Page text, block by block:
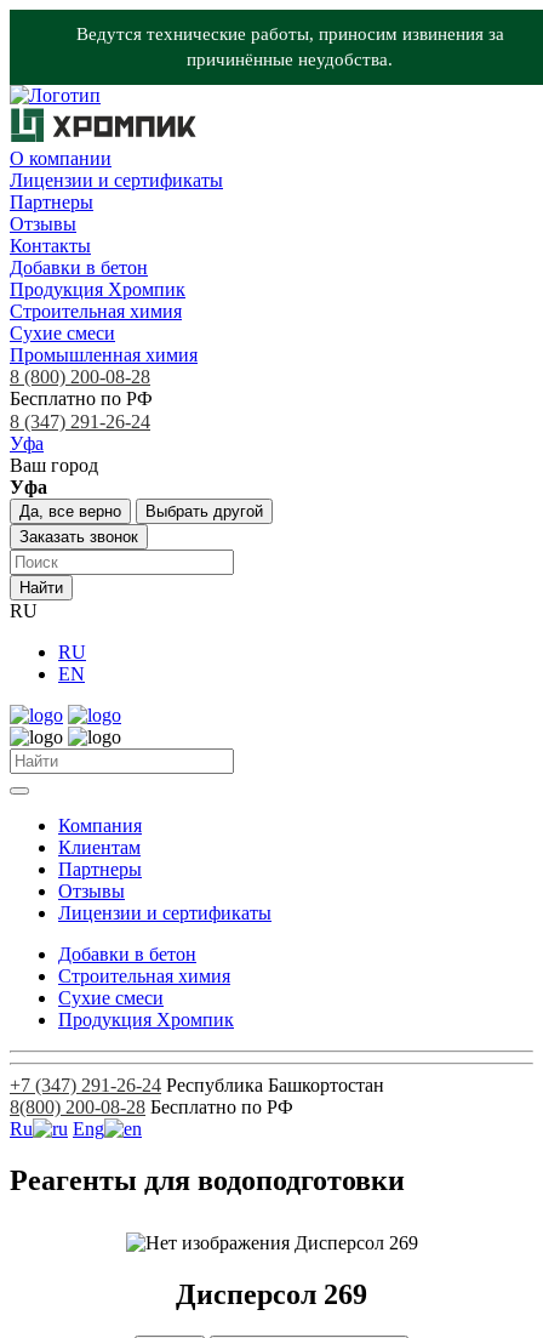
Ведутся технические работы, приносим извинения за
причинённые неудобства.
О компании
Лицензии и сертификаты
Партнеры
Отзывы
Контакты
Добавки в бетон
Продукция Хромпик
Строительная химия
Сухие смеси
Промышленная химия
8 (800) 200-08-28
Бесплатно по РФ
8 (347) 291-26-24
Уфа
Ваш город
Уфа
Да, все верно
Выбрать другой
Заказать звонок
Найти
RU
RU
EN
Компания
Клиентам
Партнеры
Отзывы
Лицензии и сертификаты
Добавки в бетон
Строительная химия
Сухие смеси
Продукция Хромпик
+7 (347) 291-26-24 Республика Башкортостан
8(800) 200-08-28 Бесплатно по РФ
Ru
Eng
Реагенты для водоподготовки
Дисперсол 269
Дисперсол 269